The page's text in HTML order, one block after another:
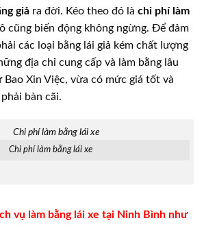
giả ra đời. Kéo theo đó là chi phí làm
cũng biến động không ngừng. Để đảm
các loại bằng lái giả kém chất lượng
địa chỉ cung cấp và làm bằng lâu
Bao Xin Việc, vừa có mức giá tốt và
bàn cãi.
Chi phí làm bằng lái xe
vụ làm bằng lái xe tại Ninh Bình như